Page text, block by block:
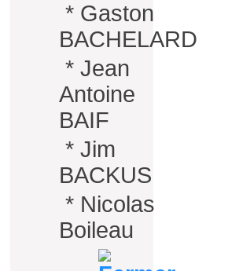
* Gaston
BACHELARD
* Jean
Antoine
BAIF
* Jim
BACKUS
* Nicolas
Boileau